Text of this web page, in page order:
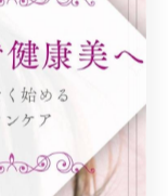
次のページ >